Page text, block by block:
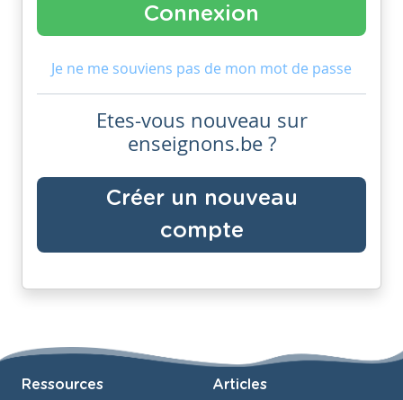
Je ne me souviens pas de mon mot de passe
Etes-vous nouveau sur
enseignons.be ?
Créer un nouveau
compte
Ressources Articles